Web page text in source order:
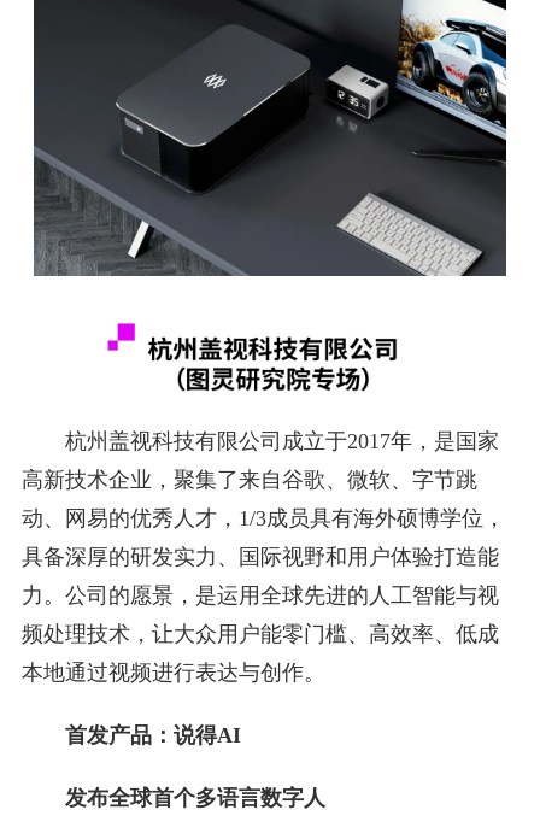
杭州盖视科技有限公司成立于2017年，是国家
高新技术企业，聚集了来自谷歌、微软、字节跳
动、网易的优秀人才，1/3成员具有海外硕博学位，
具备深厚的研发实力、国际视野和用户体验打造能
力。公司的愿景，是运用全球先进的人工智能与视
频处理技术，让大众用户能零门槛、高效率、低成
本地通过视频进行表达与创作。
首发产品：说得AI
发布全球首个多语言数字人